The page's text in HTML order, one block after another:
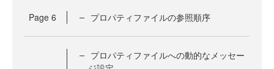
Page 6 プロパティファイルの参照順序
プロパティファイルへの動的なメッセー